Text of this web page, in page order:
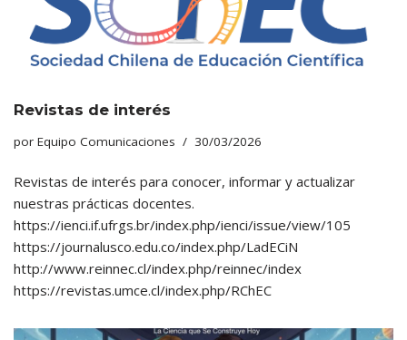
Revistas de interés
por Equipo Comunicaciones 30/03/2026
Revistas de interés para conocer, informar y actualizar
nuestras prácticas docentes.
https://ienci.if.ufrgs.br/index.php/ienci/issue/view/105
https://journalusco.edu.co/index.php/LadECiN
http://www.reinnec.cl/index.php/reinnec/index
https://revistas.umce.cl/index.php/RChEC